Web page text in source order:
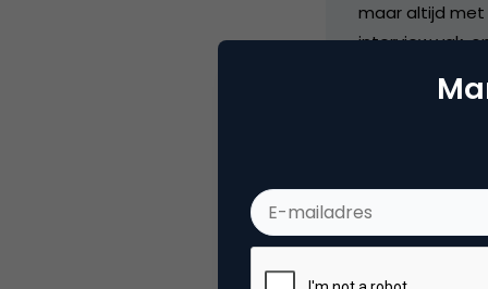
maar altijd met
interview vak,
Categorie